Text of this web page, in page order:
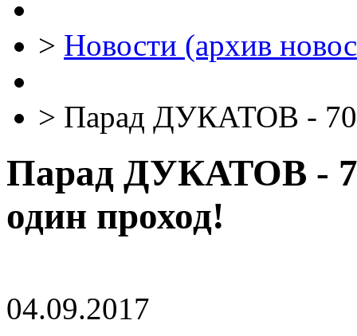
> Новости (архив
> Парад ДУКАТОВ - 70
Парад ДУКАТОВ -
один проход!
04.09.2017